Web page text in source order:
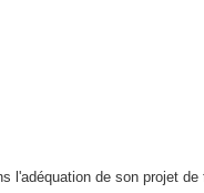
l'adéquation de son projet de